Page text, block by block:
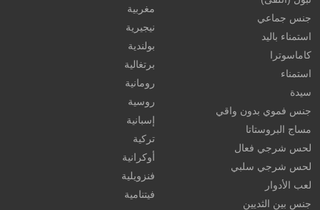
جنس جماعي
استمناء باليد
كاماسوترا
استمناء
سيدة
جنس فموي بدون واقي
مساج البروستاتا
لحس شرجي فعال
لحس شرجي سلبي
لعب الأدوار
جنس بين الثديين
مغربية
نيجيرية
بولندية
برتغالية
رومانية
روسية
إسبانية
تركية
أوكرانية
فنزويلية
فيتنامية